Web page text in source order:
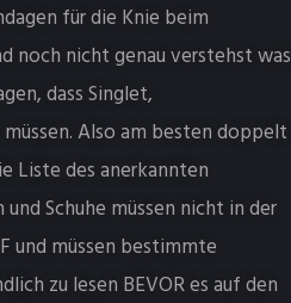
für die Knie beim
noch nicht genau verstehst was
dass Singlet,
Also am besten doppelt
Liste des anerkannten
Schuhe müssen nicht in der
und müssen bestimmte
zu lesen BEVOR es auf den